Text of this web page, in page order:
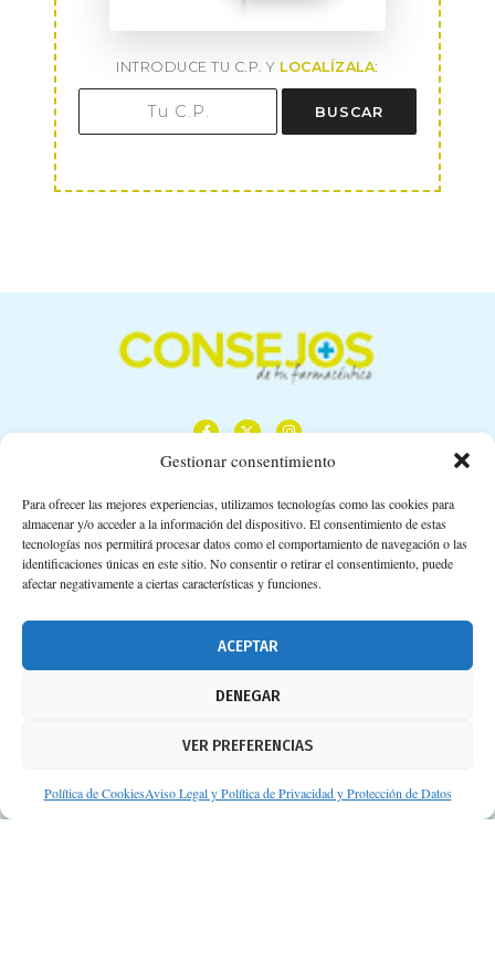
Gestionar consentimiento
Para ofrecer las mejores experiencias, utilizamos tecnologías como las cookies para
almacenar y/o acceder a la información del dispositivo. El consentimiento de estas
tecnologías nos permitirá procesar datos como el comportamiento de navegación o las
identificaciones únicas en este sitio. No consentir o retirar el consentimiento, puede
afectar negativamente a ciertas características y funciones.
ACEPTAR
DENEGAR
VER PREFERENCIAS
Política de CookiesAviso Legal y Política de Privacidad y Protección de Datos
INTRODUCE TU C.P. Y LOCALÍZALA:
BUSCAR
Calle Camino de los Descubrimientos, 11,
Planta 3ª 41092 – Sevilla
674 02 62 03
Aviso legal
Protección de datos personales
Suscripción a Newsletter